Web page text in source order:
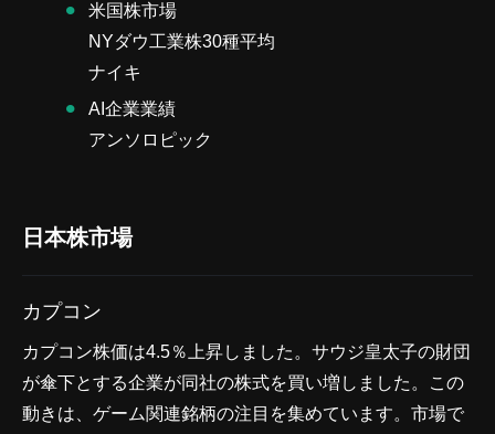
米国株市場
NYダウ工業株30種平均
ナイキ
AI企業業績
アンソロピック
日本株市場
カプコン
カプコン株価は4.5％上昇しました。サウジ皇太子の財団
が傘下とする企業が同社の株式を買い増しました。この
動きは、ゲーム関連銘柄の注目を集めています。市場で